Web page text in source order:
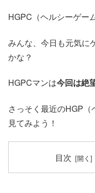
HGPC（ヘルシーゲー
みんな、今日も元気に
かな？
HGPCマンは今回は絶
さっそく最近のHGP
見てみよう！
目次